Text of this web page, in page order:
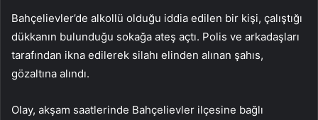
Bahçelievler’de alkollü olduğu iddia edilen bir kişi, çalıştığı
dükkanın bulunduğu sokağa ateş açtı. Polis ve arkadaşları
tarafından ikna edilerek silahı elinden alınan şahıs,
gözaltına alındı.
Olay, akşam saatlerinde Bahçelievler ilçesine bağlı